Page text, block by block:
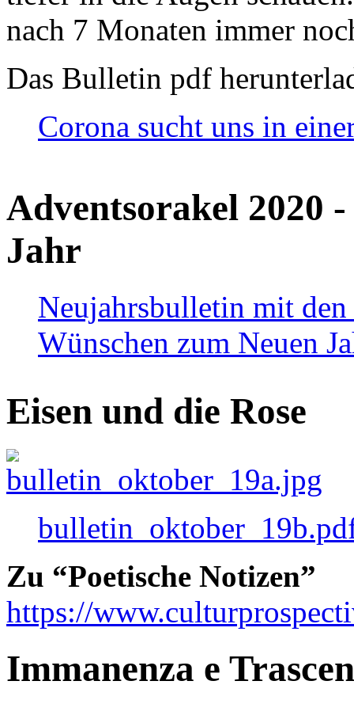
nach 7 Monaten immer
Das Bulletin pdf
Corona sucht uns in
Adventsorakel 2020
Jahr
Neujahrsbulletin mit den
Wünschen zum Neuen
Eisen und die Rose
Zu “Poetische Notizen”
https://
Immanenza e